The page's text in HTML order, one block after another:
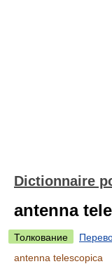
Dictionnaire
antenna
Толкование
antenna telescopica